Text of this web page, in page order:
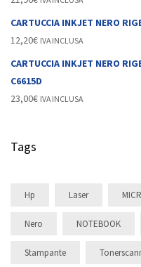
CARTUCCIA INKJET NERO
12,20€ IVA INCLUSA
CARTUCCIA INKJET NERO
C6615D
23,00€ IVA INCLUSA
Tags
Hp Laser
Nero NOTEBOOK
Stampante